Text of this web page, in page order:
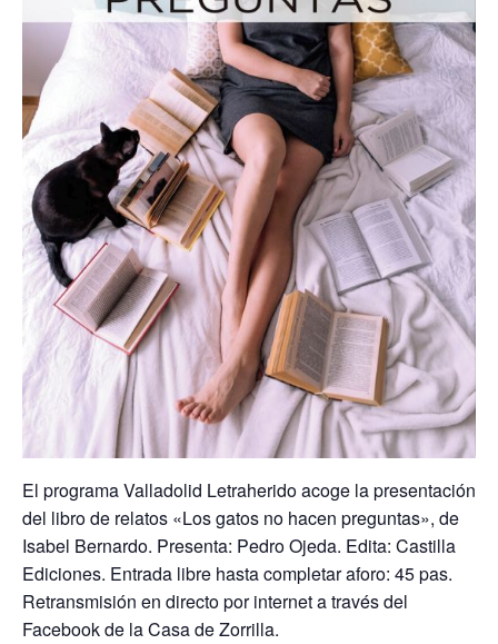
El programa Valladolid Letraherido acoge la presentación
del libro de relatos «Los gatos no hacen preguntas», de
Isabel Bernardo. Presenta: Pedro Ojeda. Edita: Castilla
Ediciones. Entrada libre hasta completar aforo: 45 pas.
Retransmisión en directo por internet a través del
Facebook de la Casa de Zorrilla.